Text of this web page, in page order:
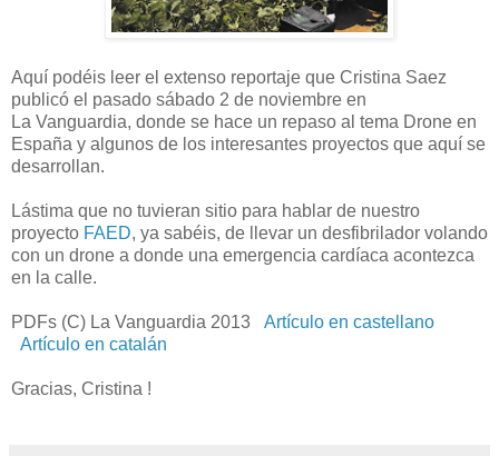
Aquí podéis leer el extenso reportaje que Cristina Saez
publicó el pasado sábado 2 de noviembre en
La Vanguardia, donde se hace un repaso al tema Drone en
España y algunos de los interesantes proyectos que aquí se
desarrollan.
Lástima que no tuvieran sitio para hablar de nuestro
proyecto FAED, ya sabéis, de llevar un desfibrilador volando
con un drone a donde una emergencia cardíaca acontezca
en la calle.
PDFs (C) La Vanguardia 2013 Artículo en castellano
Artículo en catalán
Gracias, Cristina !